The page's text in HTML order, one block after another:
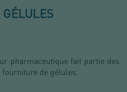
pharmaceutique fait partie des
de gélules.